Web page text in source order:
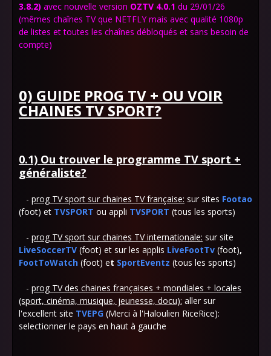
3.8.2) avec nouvelle version OZTV 4.0.1 du 29/01/26
(mêmes chaînes TV que NETFLY mais avec qualité 1080p
de listes et toutes les chaînes débloqués et sans besoin de
compte)
0) GUIDE PROG TV + OU VOIR
CHAINES TV SPORT?
0.1) Ou trouver le programme TV sport +
généraliste?
- prog TV sport sur chaines TV française: sur sites Footao
(foot) et TVSPORT ou appli TVSPORT (tous les sports)
- prog TV sport sur chaines TV internationale: sur site
LiveSoccerTV (foot) et sur les applis LiveFootTv (foot),
FootToWatch (foot) et SportEventz (tous les sports)
- prog TVdes chaines françaises + mondiales + locales
(sport, cinéma, musique, jeunesse, docu): aller sur
l'excellent site TVEPG (Merci à l'Haloulien RiceRice):
selectionner le pays en haut à gauche